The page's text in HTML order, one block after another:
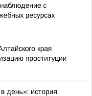
с
ресурсах
края
проституции
день»: история